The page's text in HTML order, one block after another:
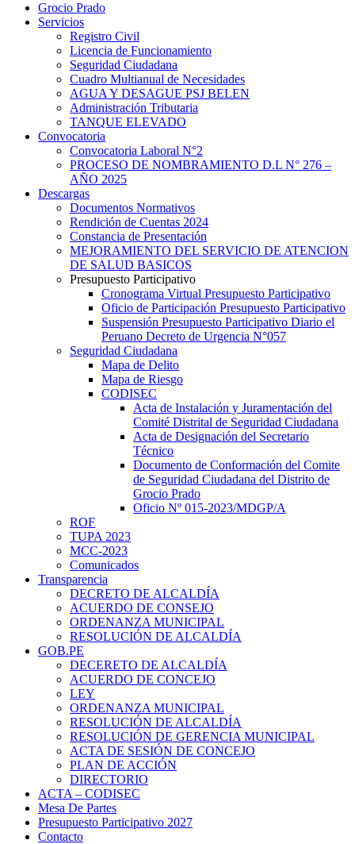
Grocio Prado
Servicios
Registro Civil
Licencia de Funcionamiento
Seguridad Ciudadana
Cuadro Multianual de Necesidades
AGUA Y DESAGUE PSJ BELEN
Administración Tributaria
TANQUE ELEVADO
Convocatoria
Convocatoria Laboral N°2
PROCESO DE NOMBRAMIENTO D.L N° 276 –
AÑO 2025
Descargas
Documentos Normativos
Rendición de Cuentas 2024
Constancia de Presentación
MEJORAMIENTO DEL SERVICIO DE ATENCION
DE SALUD BASICOS
Presupuesto Participativo
Cronograma Virtual Presupuesto Participativo
Oficio de Participación Presupuesto Participativo
Suspensión Presupuesto Participativo Diario el
Peruano Decreto de Urgencia N°057
Seguridad Ciudadana
Mapa de Delito
Mapa de Riesgo
CODISEC
Acta de Instalación y Juramentación del
Comité Distrital de Seguridad Ciudadana
Acta de Designación del Secretario
Técnico
Documento de Conformación del Comite
de Seguridad Ciudadana del Distrito de
Grocio Prado
Oficio Nº 015-2023/MDGP/A
ROF
TUPA 2023
MCC-2023
Comunicados
Transparencia
DECRETO DE ALCALDÍA
ACUERDO DE CONSEJO
ORDENANZA MUNICIPAL
RESOLUCIÓN DE ALCALDÍA
GOB.PE
DECERETO DE ALCALDÍA
ACUERDO DE CONCEJO
LEY
ORDENANZA MUNICIPAL
RESOLUCIÓN DE ALCALDÍA
RESOLUCIÓN DE GERENCIA MUNICIPAL
ACTA DE SESIÓN DE CONCEJO
PLAN DE ACCIÓN
DIRECTORIO
ACTA – CODISEC
Mesa De Partes
Presupuesto Participativo 2027
Contacto